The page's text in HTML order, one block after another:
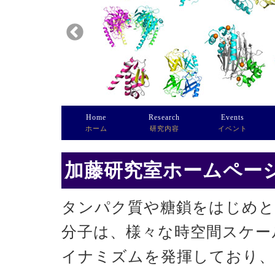
Home
ホーム
Research
研究内容
Events
イベント
加藤研究室ホームペー
タンパク質や糖鎖をはじめ
分子は、様々な時空間スケ
イナミズムを発揮しており